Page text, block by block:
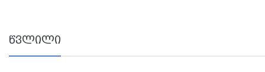
წვლილი